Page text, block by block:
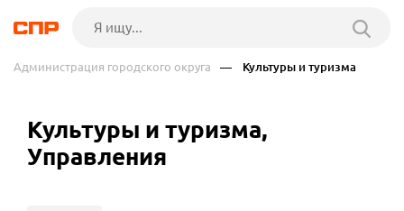
Администрация городского округа — Культуры и туризма
Культуры и туризма,
Управления